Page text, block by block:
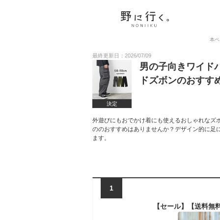
本
最終更新日：2026/07/09
決定
男の子向きワイド
ドズボンのおすす
外遊びにもおでかけ着にも使えるおしゃれな
ののおすすめはありませんか？デザイン的に
ます。
1